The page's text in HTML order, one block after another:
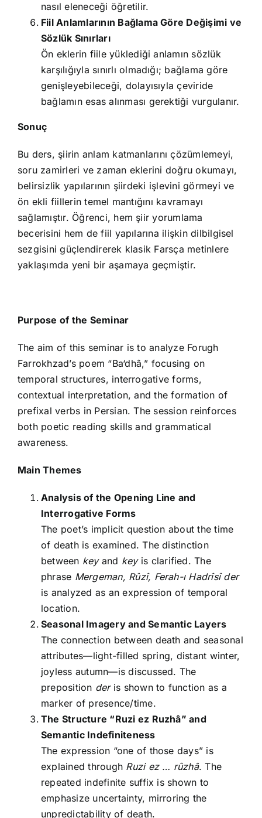
nasıl eleneceği öğretilir.
Fiil Anlamlarının Bağlama Göre Değişimi ve
Sözlük Sınırları
Ön eklerin fiile yüklediği anlamın sözlük
karşılığıyla sınırlı olmadığı; bağlama göre
genişleyebileceği, dolayısıyla çeviride
bağlamın esas alınması gerektiği vurgulanır.
Sonuç
Bu ders, şiirin anlam katmanlarını çözümlemeyi,
soru zamirleri ve zaman eklerini doğru okumayı,
belirsizlik yapılarının şiirdeki işlevini görmeyi ve
ön ekli fiillerin temel mantığını kavramayı
sağlamıştır. Öğrenci, hem şiir yorumlama
becerisini hem de fiil yapılarına ilişkin dilbilgisel
sezgisini güçlendirerek klasik Farsça metinlere
yaklaşımda yeni bir aşamaya geçmiştir.
Purpose of the Seminar
The aim of this seminar is to analyze Forugh
Farrokhzad’s poem “Ba‘dhâ,” focusing on
temporal structures, interrogative forms,
contextual interpretation, and the formation of
prefixal verbs in Persian. The session reinforces
both poetic reading skills and grammatical
awareness.
Main Themes
Analysis of the Opening Line and
Interrogative Forms
The poet’s implicit question about the time
of death is examined. The distinction
between keyand keyis clarified. The
phrase Mergeman, Rûzî, Ferah-ı Hadrîsî der
is analyzed as an expression of temporal
location.
Seasonal Imagery and Semantic Layers
The connection between death and seasonal
attributes—light-filled spring, distant winter,
joyless autumn—is discussed. The
preposition deris shown to function as a
marker of presence/time.
The Structure “Ruzi ez Ruzhâ” and
Semantic Indefiniteness
The expression “one of those days” is
explained through Ruzi ez … rûzhâ. The
repeated indefinite suffix is shown to
emphasize uncertainty, mirroring the
unpredictability of death.